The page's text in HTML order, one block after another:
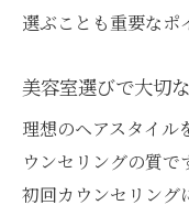
選ぶことも重要なポ
美容室選びで大切
理想のヘアスタイル
ウンセリングの質で
初回カウンセリング